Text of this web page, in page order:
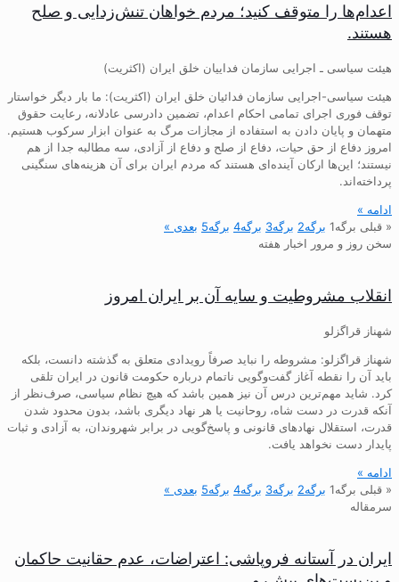
اعدام‌ها را متوقف کنید؛ مردم خواهان تنش‌زدایی و صلح
هستند.
هیئت سیاسی ـ اجرایی سازمان فداییان خلق ایران (اکثریت)
هیئت سیاسی-اجرایی سازمان فدائیان خلق ایران (اکثریت): ما بار دیگر خواستار
توقف فوری اجرای تمامی احکام اعدام، تضمین دادرسی عادلانه، رعایت حقوق
متهمان و پایان دادن به استفاده از مجازات مرگ به عنوان ابزار سرکوب هستیم.
امروز دفاع از حق حیات، دفاع از صلح و دفاع از آزادی، سه مطالبه جدا از هم
نیستند؛ این‌ها ارکان آینده‌ای هستند که مردم ایران برای آن هزینه‌های سنگینی
پرداخته‌اند.
ادامه »
« قبلی برگه1 برگه2 برگه3 برگه4 برگه5 بعدی »
سخن روز و مرور اخبار هفته
انقلاب مشروطیت و سایه آن بر ایران امروز
شهناز قراگزلو
شهناز قراگزلو: مشروطه را نباید صرفاً رویدادی متعلق به گذشته دانست، بلکه
باید آن را نقطه آغاز گفت‌وگویی ناتمام درباره حکومت قانون در ایران تلقی
کرد. شاید مهم‌ترین درس آن نیز همین باشد که هیچ نظام سیاسی، صرف‌نظر از
آنکه قدرت در دست شاه، روحانیت یا هر نهاد دیگری باشد، بدون محدود شدن
قدرت، استقلال نهادهای قانونی و پاسخ‌گویی در برابر شهروندان، به آزادی و ثبات
پایدار دست نخواهد یافت.
ادامه »
« قبلی برگه1 برگه2 برگه3 برگه4 برگه5 بعدی »
سرمقاله
ایران در آستانه فروپاشی: اعتراضات، عدم حقانیت حاکمان